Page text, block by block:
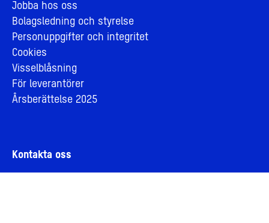
Jobba hos oss
Bolagsledning och styrelse
Personuppgifter och integritet
Cookies
Visselblåsning
För leverantörer
Årsberättelse 2025
Kontakta oss